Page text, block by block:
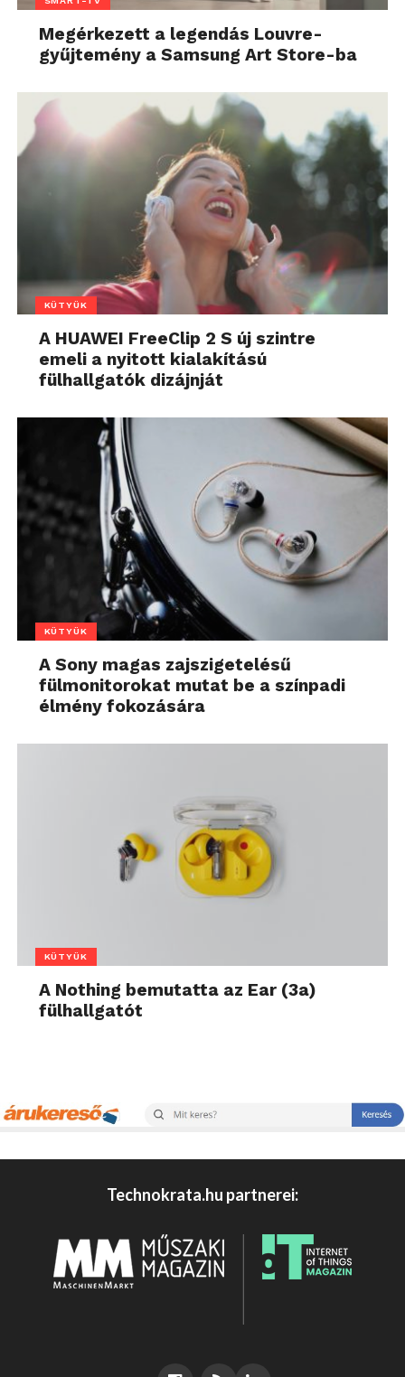
Megérkezett a legendás Louvre-
gyűjtemény a Samsung Art Store-ba
KÜTYÜK
A HUAWEI FreeClip 2 S új szintre
emeli a nyitott kialakítású
fülhallgatók dizájnját
KÜTYÜK
A Sony magas zajszigetelésű
fülmonitorokat mutat be a színpadi
élmény fokozására
KÜTYÜK
A Nothing bemutatta az Ear (3a)
fülhallgatót
Technokrata.hu partnerei: